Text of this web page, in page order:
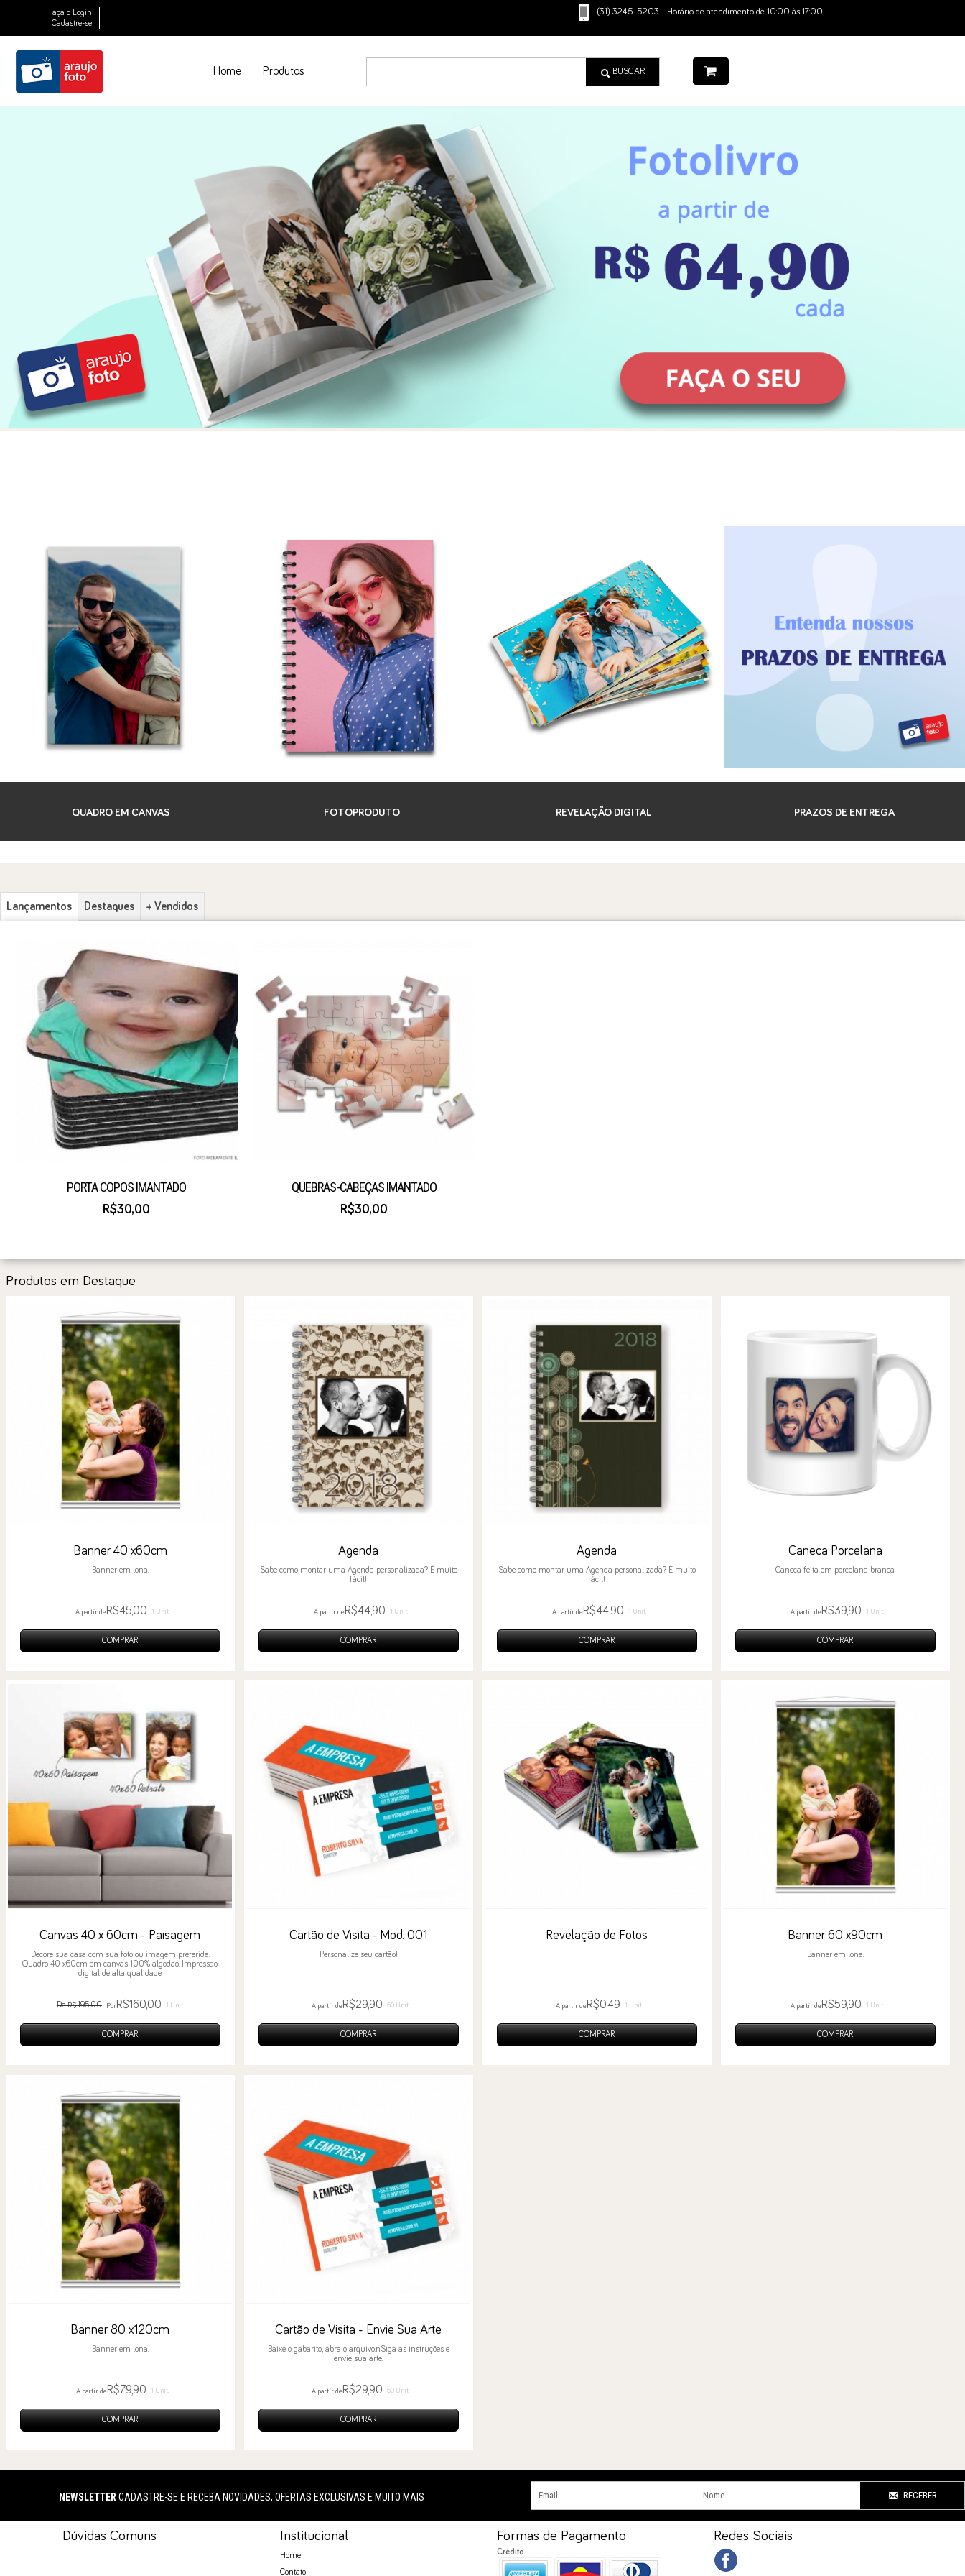
Faça o Login
Cadastre-se
(31) 3245-5203 - Horário de atendimento de 10:00 às 17:00
Home Produtos BUSCAR
QUADRO EM CANVAS FOTOPRODUTO REVELAÇÃO DIGITAL PRAZOS DE ENTREGA
Lançamentos Destaques + Vendidos
PORTA COPOS IMANTADO
R$30,00
QUEBRAS-CABEÇAS IMANTADO
R$30,00
Produtos em Destaque
Banner 40 x60cm
Banner em lona.
A partir de R$45,00 1 Unit.
COMPRAR
Agenda
Sabe como montar uma Agenda personalizada? É muito
fácil!
A partir de R$44,90 1 Unit.
COMPRAR
Agenda
Sabe como montar uma Agenda personalizada? É muito
fácil!
A partir de R$44,90 1 Unit.
COMPRAR
Caneca Porcelana
Caneca feita em porcelana branca.
A partir de R$39,90 1 Unit.
COMPRAR
Canvas 40 x 60cm - Paisagem
Decore sua casa com sua foto ou imagem preferida.
Quadro 40 x60cm em canvas 100% algodão. Impressão
digital de alta qualidade
DeR$195,00 PorR$160,00 1 Unit.
COMPRAR
Cartão de Visita - Mod. 001
Personalize seu cartão!
A partir de R$29,90 50 Unit.
COMPRAR
Revelação de Fotos
A partir de R$0,49 1 Unit.
COMPRAR
Banner 60 x90cm
Banner em lona.
A partir de R$59,90 1 Unit.
COMPRAR
Banner 80 x120cm
Banner em lona.
A partir de R$79,90 1 Unit.
COMPRAR
Cartão de Visita - Envie Sua Arte
Baixe o gabarito, abra o arquivo.nSiga as instruções e
envie sua arte.
A partir de R$29,90 50 Unit.
COMPRAR
NEWSLETTER CADASTRE-SE E RECEBA NOVIDADES, OFERTAS EXCLUSIVAS E MUITO MAIS RECEBER
Dúvidas Comuns Institucional
Home
Contato
Formas de Pagamento
Crédito
Redes Sociais